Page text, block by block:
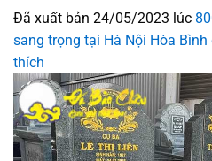
Đã xuất bản 24/05/2023 lúc
sang trọng tại Hà Nội Hòa
thích